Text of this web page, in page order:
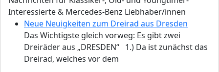
Interessierte & Mercedes-Benz Liebhaber/innen
Neue Neuigkeiten zum Dreirad aus Dresden
Das Wichtigste gleich vorweg: Es gibt zwei
Dreiräder aus „DRESDEN“ 1.) Da ist zunächst das
Dreirad, welches vor dem